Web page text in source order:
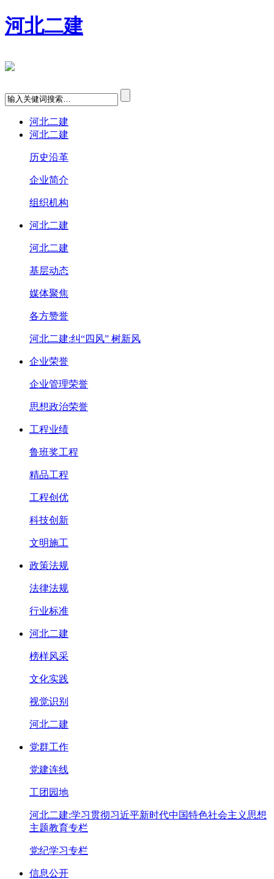
河北二建
河北二建
河北二建
历史沿革
企业简介
组织机构
河北二建
河北二建
基层动态
媒体聚焦
各方赞誉
河北二建:纠“四风” 树新风
企业荣誉
企业管理荣誉
思想政治荣誉
工程业绩
鲁班奖工程
精品工程
工程创优
科技创新
文明施工
政策法规
法律法规
行业标准
河北二建
榜样风采
文化实践
视觉识别
河北二建
党群工作
党建连线
工团园地
河北二建:学习贯彻习近平新时代中国特色社会主义思想
主题教育专栏
党纪学习专栏
信息公开